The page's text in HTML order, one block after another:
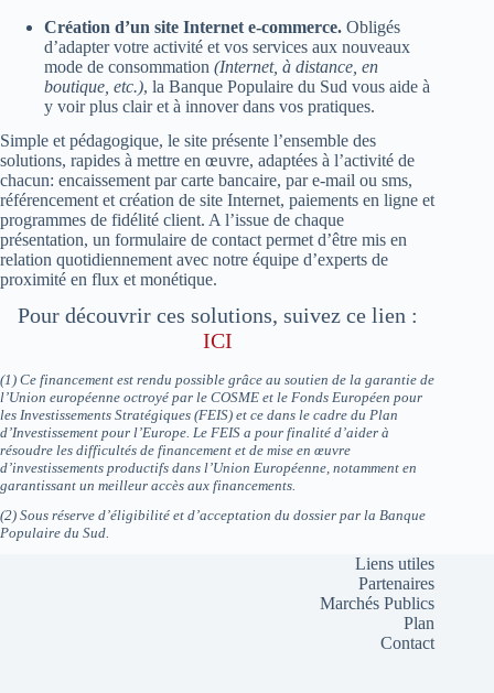
Création d’un site Internet e-commerce. Obligés
d’adapter votre activité et vos services aux nouveaux
mode de consommation (Internet, à distance, en
boutique, etc.), la Banque Populaire du Sud vous aide à
y voir plus clair et à innover dans vos pratiques.
Simple et pédagogique, le site présente l’ensemble des
solutions, rapides à mettre en œuvre, adaptées à l’activité de
chacun: encaissement par carte bancaire, par e-mail ou sms,
référencement et création de site Internet, paiements en ligne et
programmes de fidélité client. A l’issue de chaque
présentation, un formulaire de contact permet d’être mis en
relation quotidiennement avec notre équipe d’experts de
proximité en flux et monétique.
Pour découvrir ces solutions, suivez ce lien :
ICI
(1) Ce financement est rendu possible grâce au soutien de la garantie de
l’Union européenne octroyé par le COSME et le Fonds Européen pour
les Investissements Stratégiques (FEIS) et ce dans le cadre du Plan
d’Investissement pour l’Europe. Le FEIS a pour finalité d’aider à
résoudre les difficultés de financement et de mise en œuvre
d’investissements productifs dans l’Union Européenne, notamment en
garantissant un meilleur accès aux financements.
(2) Sous réserve d’éligibilité et d’acceptation du dossier par la Banque
Populaire du Sud.
Liens utiles
Partenaires
Marchés Publics
Plan
Contact